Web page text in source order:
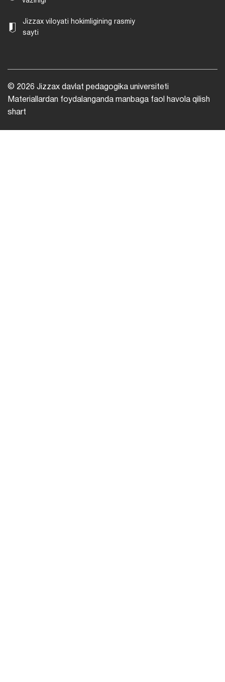
Jizzax viloyati hokimligining rasmiy
sayti
© 2026 Jizzax davlat pedagogika universiteti
Materiallardan foydalanganda manbaga faol havola qilish
shart